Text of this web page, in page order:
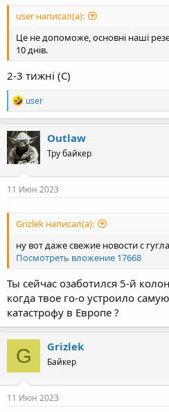
user написал(а):
Це не допоможе, основні наші
10 днів.
2-3 тижні (С)
R
e
a
c
t
i
o
n
s
user
Outlaw
Тру байкер
11 Июн 2023
Grizlek написал(а):
ну вот даже свежие новости с
Посмотреть вложение 17668
Ты сейчас озаботился 5-й
когда твое го-о устроило
катастрофу в Европе ?
G Grizlek
Байкер
11 Июн 2023